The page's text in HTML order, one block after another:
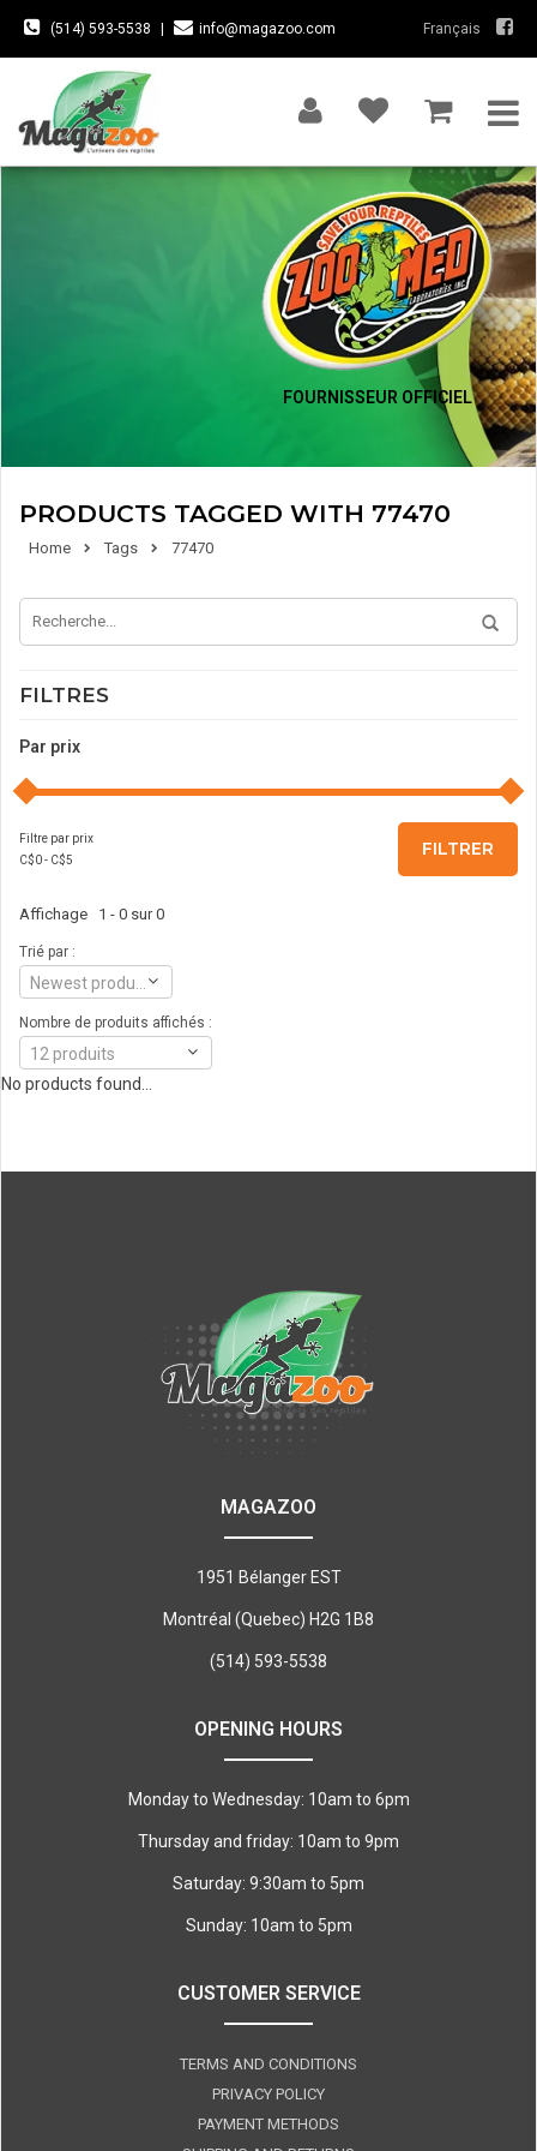
(514) 593-5538 info@magazoo.com Français
FOURNISSEUR OFFICIEL
PRODUCTS TAGGED WITH 77470
Home Tags 77470
FILTRES
Par prix
Filtre par prix
C$0- C$5
FILTRER
Affichage 1 - 0 sur 0
Trié par :
Nombre de produits affichés :
12 produits
No products found...
MAGAZOO
1951 Bélanger EST
Montréal (Quebec) H2G 1B8
(514) 593-5538
OPENING HOURS
Monday to Wednesday: 10am to 6pm
Thursday and friday: 10am to 9pm
Saturday: 9:30am to 5pm
Sunday: 10am to 5pm
CUSTOMER SERVICE
TERMS AND CONDITIONS
PRIVACY POLICY
PAYMENT METHODS